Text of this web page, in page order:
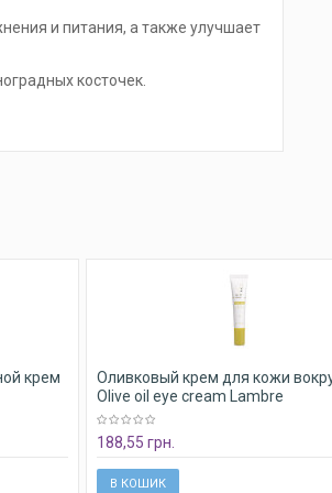
и питания, а также улучшает
косточек.
крем
Оливковый крем для кожи
Olive oil eye cream Lambre
188,55 грн.
В КОШИК